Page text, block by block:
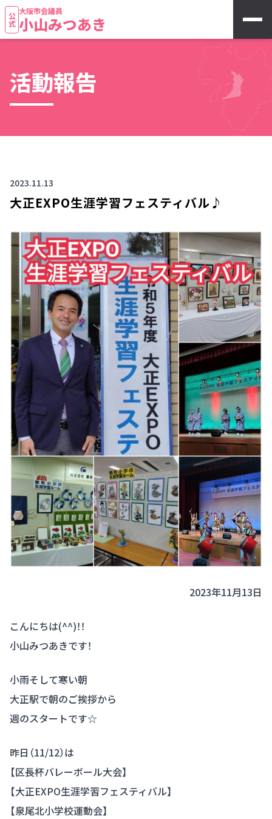
公式
大阪市会議員
小山みつあき
活動報告
2023.11.13
大正EXPO生涯学習フェスティバル♪
2023年11月13日
こんにちは(^^)！！
小山みつあきです！
小雨そして寒い朝
大正駅で朝のご挨拶から
週のスタートです☆
昨日（11/12）は
【区長杯バレーボール大会】
【大正EXPO生涯学習フェスティバル】
【泉尾北小学校運動会】